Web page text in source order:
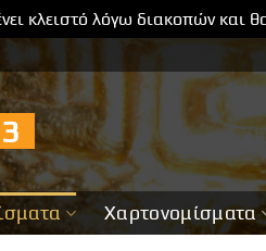
κλειστό λόγω διακοπών και
Χαρτονομίσματα